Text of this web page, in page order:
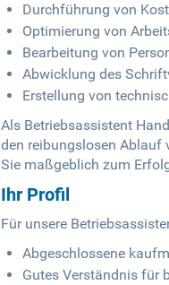
Durchführung von
Optimierung von
Bearbeitung von
Abwicklung des
Erstellung von
Als Betriebsassistent
den reibungslosen Ablauf
Sie maßgeblich zum
Ihr Profil
Für unsere
Abgeschlossene
Gutes Verständnis für